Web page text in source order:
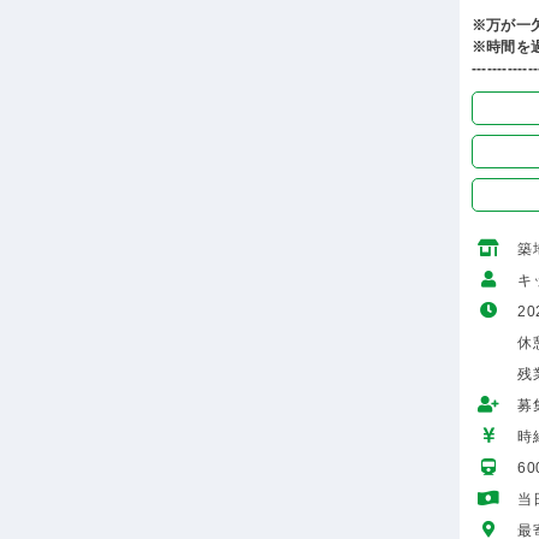
※万が一
※時間を
築
キ
休
残
募
時
当
最